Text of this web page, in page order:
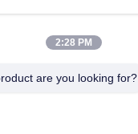
2:28 PM
are you looking for?